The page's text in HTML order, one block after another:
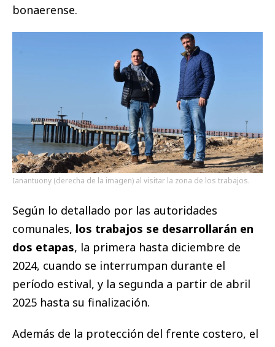
bonaerense.
Ianantuony (derecha de la imagen) al visitar la zona de los trabajos.
Según lo detallado por las autoridades
comunales, los trabajos se desarrollarán en
dos etapas, la primera hasta diciembre de
2024, cuando se interrumpan durante el
período estival, y la segunda a partir de abril
2025 hasta su finalización.
Además de la protección del frente costero, el